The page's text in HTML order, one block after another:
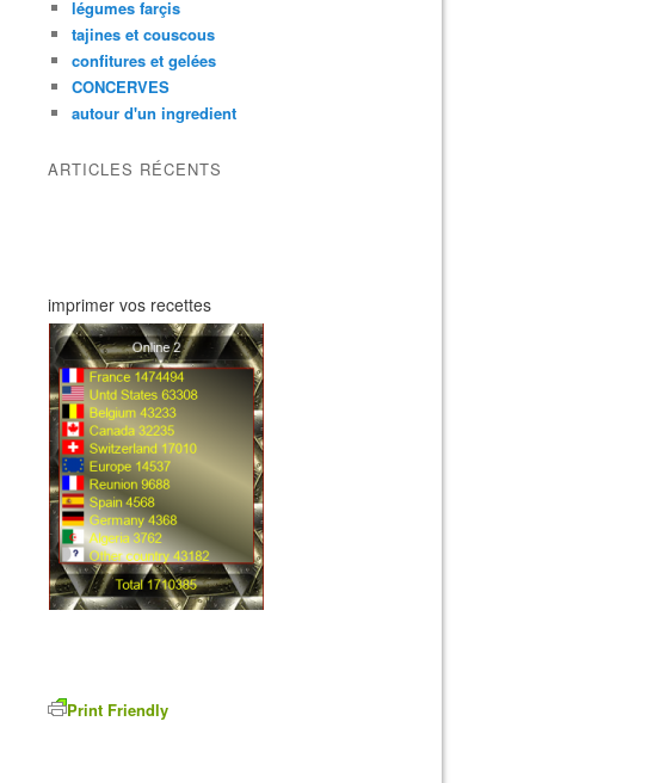
légumes farçis
tajines et couscous
confitures et gelées
CONCERVES
autour d'un ingredient
ARTICLES RÉCENTS
imprimer vos recettes
Print Friendly